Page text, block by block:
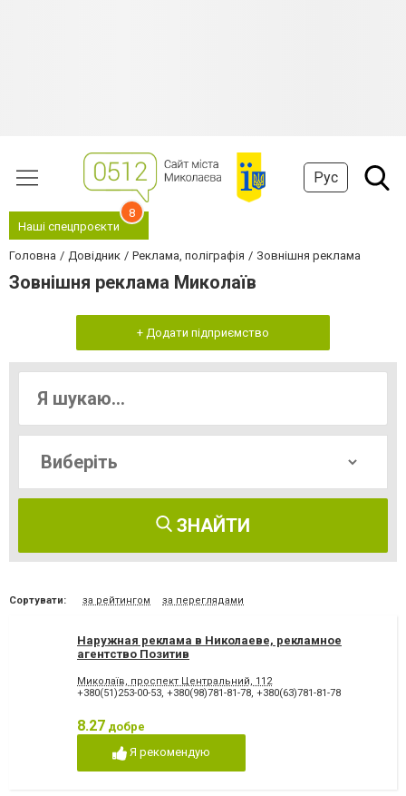
Рус
Наші спецпроєкти
8
Головна Довідник Реклама, поліграфія Зовнішня реклама
Зовнішня реклама Миколаїв
+ Додати підприємство
ЗНАЙТИ
Сортувати: за рейтингом за переглядами
Наружная реклама в Николаеве, рекламное
агентство Позитив
Миколаїв, проспект Центральний, 112
+380(51)253-00-53, +380(98)781-81-78, +380(63)781-81-78
8.27 добре
Я рекомендую